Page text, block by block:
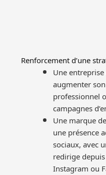
Renforcement d’une
Une
augmenter
professionnel
campagnes
Une marque
une présence
sociaux, avec
redirige
Instagram ou